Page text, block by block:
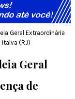
Geral Extraordinária
(RJ)
Geral
de